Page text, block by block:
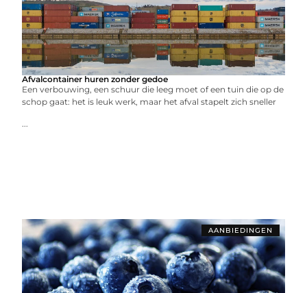
Afvalcontainer huren zonder gedoe
Een verbouwing, een schuur die leeg moet of een tuin die op de
schop gaat: het is leuk werk, maar het afval stapelt zich sneller
...
AANBIEDINGEN